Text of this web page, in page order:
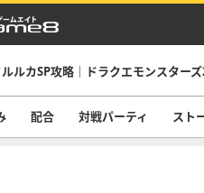
ルカSP攻略｜ドラクエモンスターズ
配合 対戦パーティ スト